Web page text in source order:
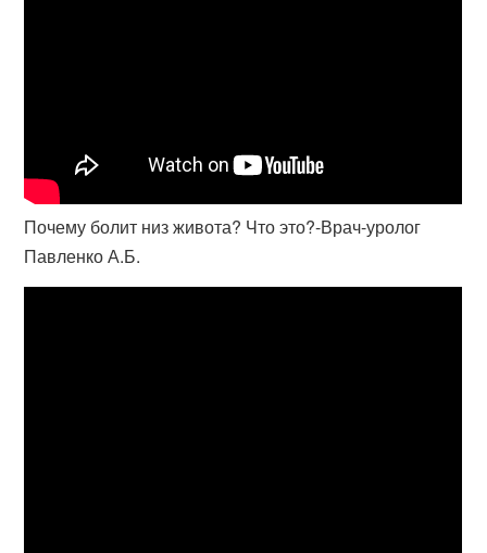
Почему болит низ живота? Что это?-Врач-уролог
Павленко А.Б.